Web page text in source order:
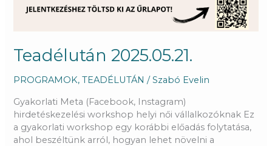
Teadélután 2025.05.21.
PROGRAMOK,TEADÉLUTÁN /Szabó Evelin
Gyakorlati Meta (Facebook, Instagram)
hirdetéskezelési workshop helyi női vállalkozóknak Ez
a gyakorlati workshop egy korábbi előadás folytatása,
ahol beszéltünk arról, hogyan lehet növelni a